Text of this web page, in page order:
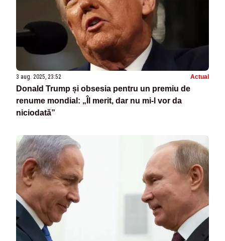
3 aug. 2025, 23:52 Actual
Donald Trump și obsesia pentru un premiu de
renume mondial: „Îl merit, dar nu mi-l vor da
niciodată”